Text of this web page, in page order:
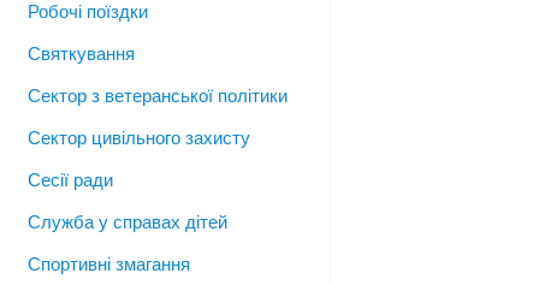
Робочі поїздки
Святкування
Сектор з ветеранської політики
Сектор цивільного захисту
Сесії ради
Служба у справах дітей
Спортивні змагання